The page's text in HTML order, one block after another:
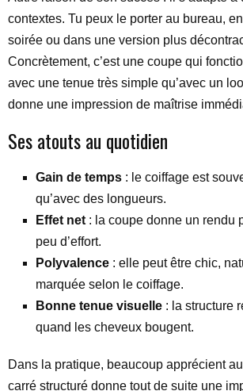
contextes. Tu peux le porter au bureau,
soirée ou dans une version plus
Concrètement, c’est une coupe qui
avec une tenue très simple qu’avec un
donne une impression de maîtrise
Ses atouts au quotidien
Gain de temps : le coiffage est
qu’avec des longueurs.
Effet net : la coupe donne un rendu
peu d’effort.
Polyvalence : elle peut être chic,
marquée selon le coiffage.
Bonne tenue visuelle : la structure
quand les cheveux bougent.
Dans la pratique, beaucoup apprécient
carré structuré donne tout de suite une